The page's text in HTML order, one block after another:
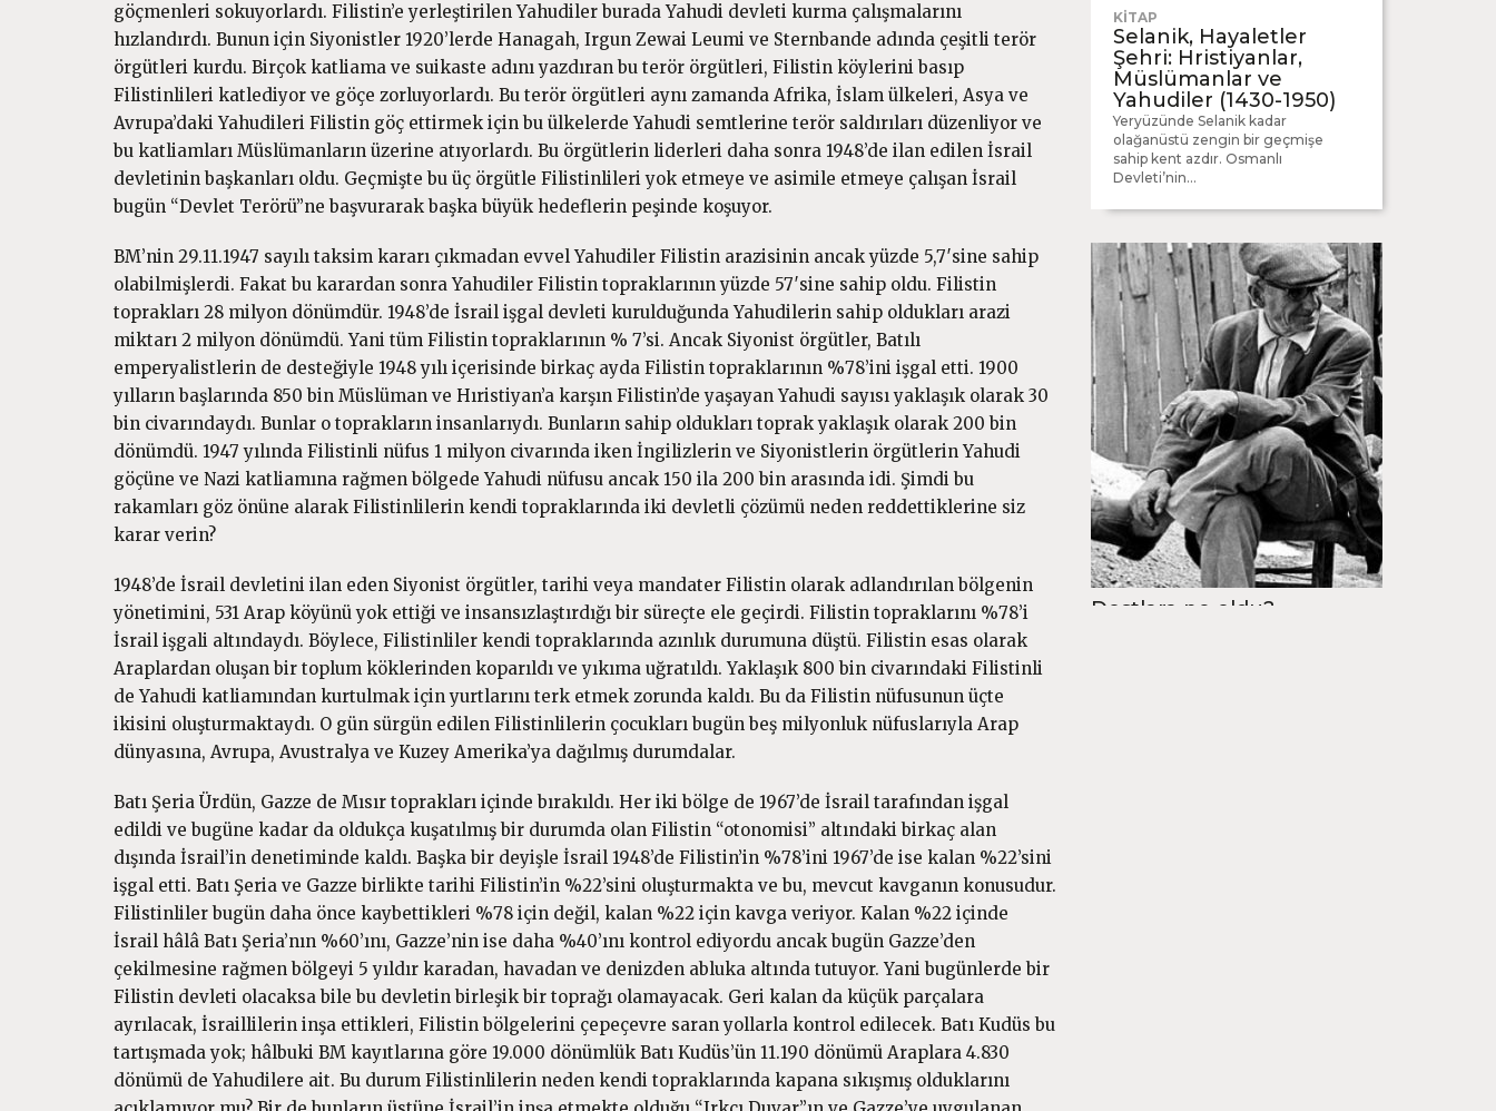
göçmenleri sokuyorlardı. Filistin’e yerleştirilen Yahudiler burada Yahudi devleti kurma çalışmalarını
hızlandırdı. Bunun için Siyonistler 1920’lerde Hanagah, Irgun Zewai Leumi ve Sternbande adında çeşitli terör
örgütleri kurdu. Birçok katliama ve suikaste adını yazdıran bu terör örgütleri, Filistin köylerini basıp
Filistinlileri katlediyor ve göçe zorluyorlardı. Bu terör örgütleri aynı zamanda Afrika, İslam ülkeleri, Asya ve
Avrupa’daki Yahudileri Filistin göç ettirmek için bu ülkelerde Yahudi semtlerine terör saldırıları düzenliyor ve
bu katliamları Müslümanların üzerine atıyorlardı. Bu örgütlerin liderleri daha sonra 1948’de ilan edilen İsrail
devletinin başkanları oldu. Geçmişte bu üç örgütle Filistinlileri yok etmeye ve asimile etmeye çalışan İsrail
bugün “Devlet Terörü”ne başvurarak başka büyük hedeflerin peşinde koşuyor.
BM’nin 29.11.1947 sayılı taksim kararı çıkmadan evvel Yahudiler Filistin arazisinin ancak yüzde 5,7′sine sahip
olabilmişlerdi. Fakat bu karardan sonra Yahudiler Filistin topraklarının yüzde 57′sine sahip oldu. Filistin
toprakları 28 milyon dönümdür. 1948’de İsrail işgal devleti kurulduğunda Yahudilerin sahip oldukları arazi
miktarı 2 milyon dönümdü. Yani tüm Filistin topraklarının % 7’si. Ancak Siyonist örgütler, Batılı
emperyalistlerin de desteğiyle 1948 yılı içerisinde birkaç ayda Filistin topraklarının %78’ini işgal etti. 1900
yılların başlarında 850 bin Müslüman ve Hıristiyan’a karşın Filistin’de yaşayan Yahudi sayısı yaklaşık olarak 30
bin civarındaydı. Bunlar o toprakların insanlarıydı. Bunların sahip oldukları toprak yaklaşık olarak 200 bin
dönümdü. 1947 yılında Filistinli nüfus 1 milyon civarında iken İngilizlerin ve Siyonistlerin örgütlerin Yahudi
göçüne ve Nazi katliamına rağmen bölgede Yahudi nüfusu ancak 150 ila 200 bin arasında idi. Şimdi bu
rakamları göz önüne alarak Filistinlilerin kendi topraklarında iki devletli çözümü neden reddettiklerine siz
karar verin?
1948’de İsrail devletini ilan eden Siyonist örgütler, tarihi veya mandater Filistin olarak adlandırılan bölgenin
yönetimini, 531 Arap köyünü yok ettiği ve insansızlaştırdığı bir süreçte ele geçirdi. Filistin topraklarını %78’i
İsrail işgali altındaydı. Böylece, Filistinliler kendi topraklarında azınlık durumuna düştü. Filistin esas olarak
Araplardan oluşan bir toplum köklerinden koparıldı ve yıkıma uğratıldı. Yaklaşık 800 bin civarındaki Filistinli
de Yahudi katliamından kurtulmak için yurtlarını terk etmek zorunda kaldı. Bu da Filistin nüfusunun üçte
ikisini oluşturmaktaydı. O gün sürgün edilen Filistinlilerin çocukları bugün beş milyonluk nüfuslarıyla Arap
dünyasına, Avrupa, Avustralya ve Kuzey Amerika’ya dağılmış durumdalar.
Batı Şeria Ürdün, Gazze de Mısır toprakları içinde bırakıldı. Her iki bölge de 1967’de İsrail tarafından işgal
edildi ve bugüne kadar da oldukça kuşatılmış bir durumda olan Filistin “otonomisi” altındaki birkaç alan
dışında İsrail’in denetiminde kaldı. Başka bir deyişle İsrail 1948’de Filistin’in %78’ini 1967’de ise kalan %22’sini
işgal etti. Batı Şeria ve Gazze birlikte tarihi Filistin’in %22’sini oluşturmakta ve bu, mevcut kavganın konusudur.
Filistinliler bugün daha önce kaybettikleri %78 için değil, kalan %22 için kavga veriyor. Kalan %22 içinde
İsrail hâlâ Batı Şeria’nın %60’ını, Gazze’nin ise daha %40’ını kontrol ediyordu ancak bugün Gazze’den
çekilmesine rağmen bölgeyi 5 yıldır karadan, havadan ve denizden abluka altında tutuyor. Yani bugünlerde bir
Filistin devleti olacaksa bile bu devletin birleşik bir toprağı olamayacak. Geri kalan da küçük parçalara
ayrılacak, İsraillilerin inşa ettikleri, Filistin bölgelerini çepeçevre saran yollarla kontrol edilecek. Batı Kudüs bu
tartışmada yok; hâlbuki BM kayıtlarına göre 19.000 dönümlük Batı Kudüs’ün 11.190 dönümü Araplara 4.830
dönümü de Yahudilere ait. Bu durum Filistinlilerin neden kendi topraklarında kapana sıkışmış olduklarını
KİTAP
Selanik, Hayaletler
Şehri: Hristiyanlar,
Müslümanlar ve
Yahudiler (1430-1950)
Yeryüzünde Selanik kadar
olağanüstü zengin bir geçmişe
sahip kent azdır. Osmanlı
Devleti’nin...
Dostlara ne oldu?